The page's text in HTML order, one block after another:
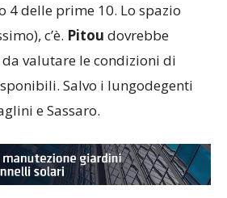
4 delle prime 10. Lo spazio
c’è. Pitou dovrebbe
valutare le condizioni di
Salvo i lungodegenti
e Sassaro.